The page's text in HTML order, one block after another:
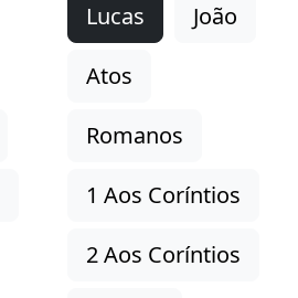
Lucas
João
Atos
Romanos
1 Aos Coríntios
2 Aos Coríntios